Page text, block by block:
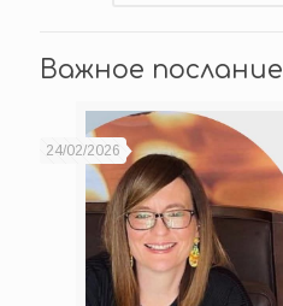
Важное послание
24/02/2026